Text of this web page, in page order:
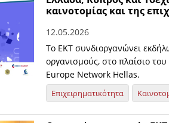
καινοτομίας και της
12.05.2026
Το ΕΚΤ συνδιοργανώνει
οργανισμούς, στο πλαίσιο
Europe Network Hellas.
Επιχειρηματικότητα